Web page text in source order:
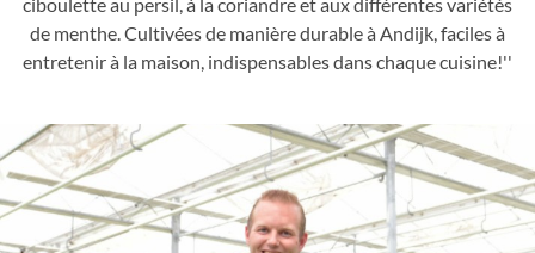
de menthe. Cultivées de manière durable à Andijk, faciles à
entretenir à la maison, indispensables dans chaque cuisine!''